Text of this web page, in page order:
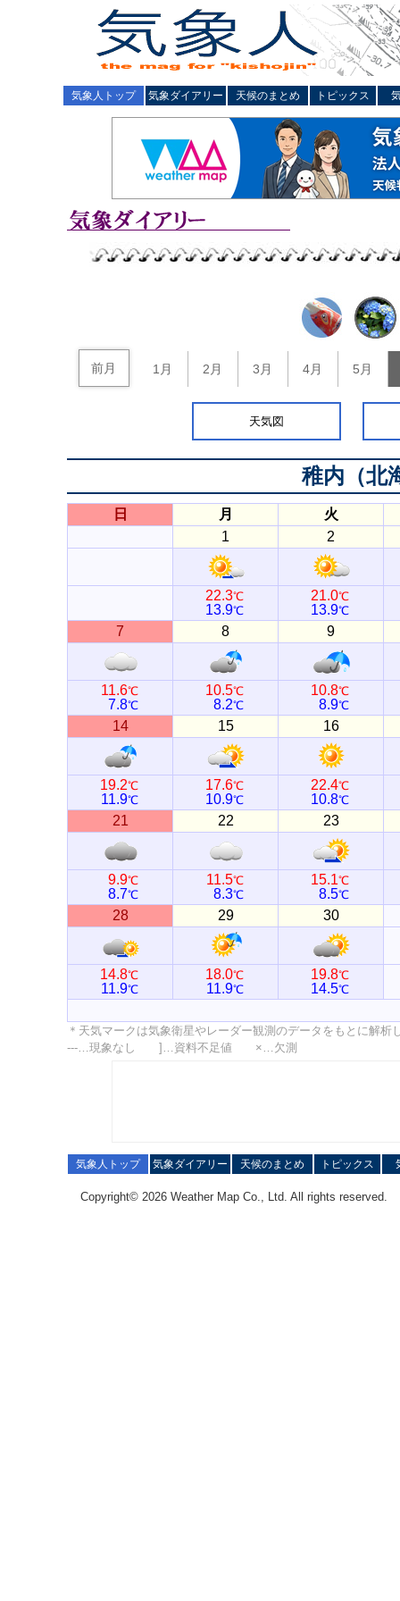
気象人トップ 気象ダイアリー 天候のまとめ トピックス
前月 1月 2月 3月 4月 5月
天気図
稚内（北
日 月
火
1
2
22.3℃
13.9℃
21.0℃
13.9℃
7 8 9
11.6℃
7.8℃
10.5℃
8.2℃
10.8℃
8.9℃
14 15 16
19.2℃
11.9℃
17.6℃
10.9℃
22.4℃
10.8℃
21 22 23
9.9℃
8.7℃
11.5℃
8.3℃
15.1℃
8.5℃
28 29 30
14.8℃
11.9℃
18.0℃
11.9℃
19.8℃
14.5℃
＊天気マークは気象衛星やレーダー観測のデータをもとに解
---…現象なし ]…資料不足値 ×…欠測
気象人トップ 気象ダイアリー 天候のまとめ トピックス
Copyright© 2026 Weather Map Co., Ltd. All rights reserved.